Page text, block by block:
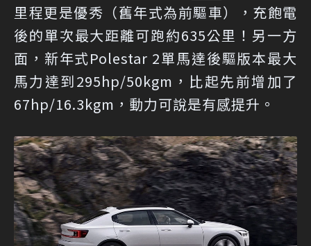
里程更是優秀（舊年式為前驅車），充飽電
後的單次最大距離可跑約635公里！另一方
面，新年式Polestar 2單馬達後驅版本最大
馬力達到295hp/50kgm，比起先前增加了
67hp/16.3kgm，動力可說是有感提升。